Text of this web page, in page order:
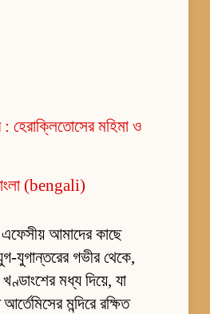
: হেরাক্লিতোসের মহিমা ও
(bengali)
আমাদের কাছে
যুগান্তরের গভীর থেকে,
মধ্য দিয়ে, যা
মন্দিরে রক্ষিত